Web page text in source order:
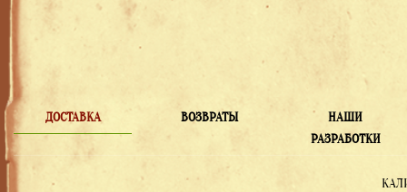
ДОСТАВКА ВОЗВРАТЫ
НАШИ
РАЗРАБОТКИ